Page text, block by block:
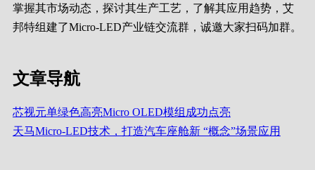
掌握其市场动态，探讨其生产工艺，了解其应用趋势，艾
邦特组建了Micro-LED产业链交流群，诚邀大家扫码加群。
文章导航
芯视元单绿色高亮Micro OLED模组成功点亮
天马Micro-LED技术，打造汽车座舱新 “概念”场景应用